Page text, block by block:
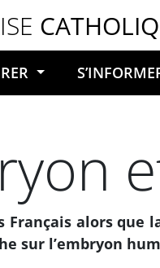
Français alors
sur l’embryon